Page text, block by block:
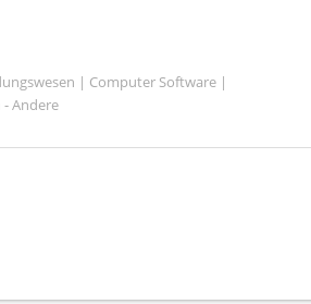
| Computer Software |
Andere